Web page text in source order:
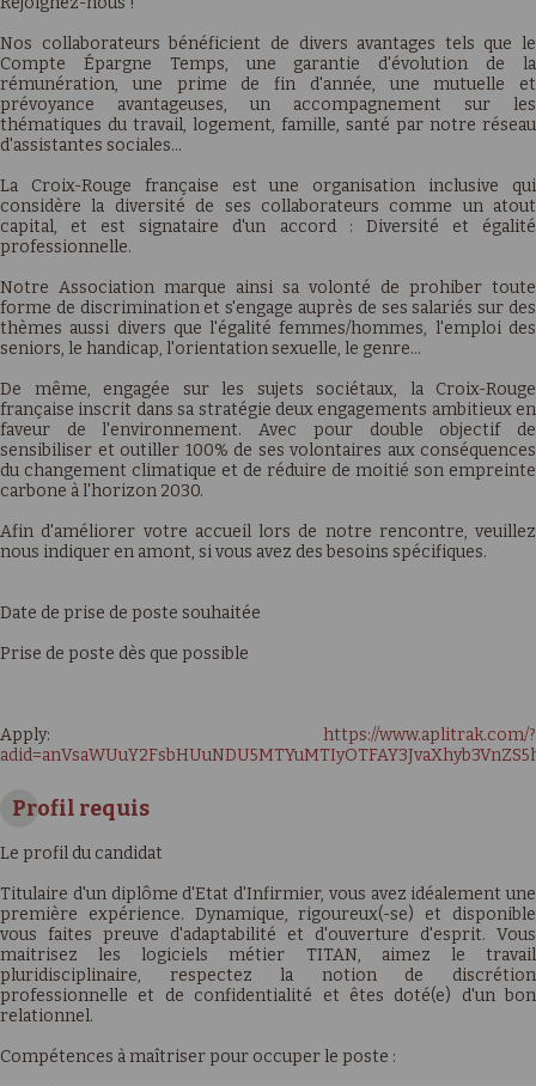
Nos collaborateurs bénéficient de divers avantages tels que le
Compte Épargne Temps, une garantie d'évolution de la
rémunération, une prime de fin d'année, une mutuelle et
prévoyance avantageuses, un accompagnement sur les
thématiques du travail, logement, famille, santé par notre réseau
d'assistantes sociales…
La Croix-Rouge française est une organisation inclusive qui
considère la diversité de ses collaborateurs comme un atout
capital, et est signataire d'un accord : Diversité et égalité
professionnelle.
Notre Association marque ainsi sa volonté de prohiber toute
forme de discrimination et s'engage auprès de ses salariés sur des
thèmes aussi divers que l'égalité femmes/hommes, l'emploi des
seniors, le handicap, l'orientation sexuelle, le genre…
De même, engagée sur les sujets sociétaux, la Croix-Rouge
française inscrit dans sa stratégie deux engagements ambitieux en
faveur de l'environnement. Avec pour double objectif de
sensibiliser et outiller 100% de ses volontaires aux conséquences
du changement climatique et de réduire de moitié son empreinte
carbone à l'horizon 2030.
Afin d'améliorer votre accueil lors de notre rencontre, veuillez
nous indiquer en amont, si vous avez des besoins spécifiques.
Date de prise de poste souhaitée
Prise de poste dès que possible
Apply: https://www.aplitrak.com/?
Profil requis
Le profil du candidat
Titulaire d'un diplôme d'Etat d'Infirmier, vous avez idéalement une
première expérience. Dynamique, rigoureux(-se) et disponible
vous faites preuve d'adaptabilité et d'ouverture d'esprit. Vous
maitrisez les logiciels métier TITAN, aimez le travail
pluridisciplinaire, respectez la notion de discrétion
professionnelle et de confidentialité et êtes doté(e) d'un bon
relationnel.
Compétences à maîtriser pour occuper le poste :